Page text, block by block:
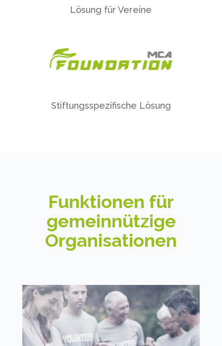
Lösung für Vereine
Stiftungsspezifische Lösung
Funktionen für
gemeinnützige
Organisationen